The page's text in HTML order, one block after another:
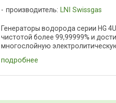
производитель: LNI Swissgas
Генераторы водорода серии HG
чистотой более 99,99999% и
многослойную
подробнее